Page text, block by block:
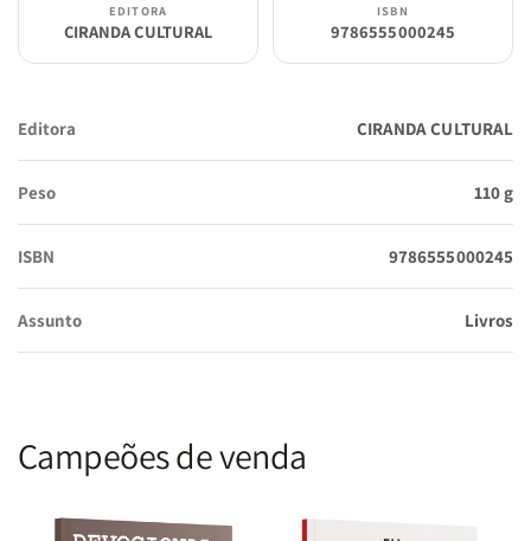
EDITORA
CIRANDA CULTURAL
ISBN
9786555000245
Editora CIRANDA CULTURAL
Peso 110 g
ISBN 9786555000245
Assunto Livros
Campeões de venda